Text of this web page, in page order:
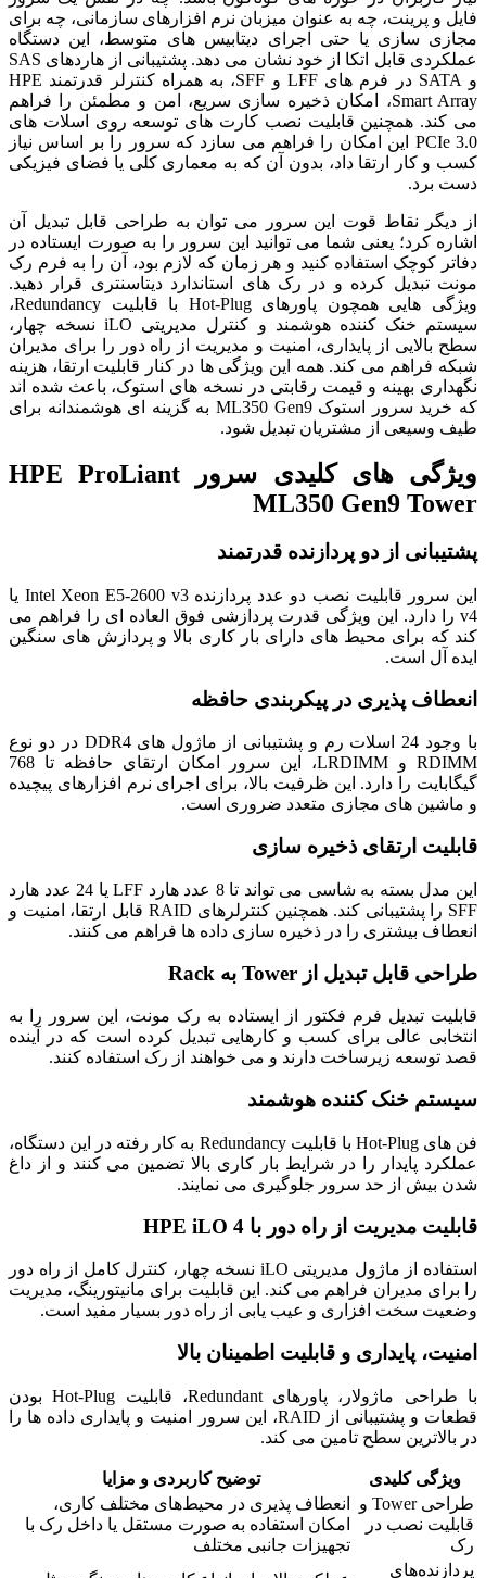
فایل و پرینت، چه به عنوان میزبان نرم افزارهای سازمانی، چه برای
مجازی سازی یا حتی اجرای دیتابیس های متوسط، این دستگاه
عملکردی قابل اتکا از خود نشان می دهد. پشتیبانی از هاردهای SAS
و SATA در فرم های LFF و SFF، به همراه کنترلر قدرتمند HPE
Smart Array، امکان ذخیره سازی سریع، امن و مطمئن را فراهم
می کند. همچنین قابلیت نصب کارت های توسعه روی اسلات های
PCIe 3.0 این امکان را فراهم می سازد که سرور را بر اساس نیاز
کسب و کار ارتقا داد، بدون آن که به معماری کلی یا فضای فیزیکی
دست برد.
از دیگر نقاط قوت این سرور می توان به طراحی قابل تبدیل آن
اشاره کرد؛ یعنی شما می توانید این سرور را به صورت ایستاده در
دفاتر کوچک استفاده کنید و هر زمان که لازم بود، آن را به فرم رک
مونت تبدیل کرده و در رک های استاندارد دیتاسنتری قرار دهید.
ویژگی هایی همچون پاورهای Hot-Plug با قابلیت Redundancy،
سیستم خنک کننده هوشمند و کنترل مدیریتی iLO نسخه چهار،
سطح بالایی از پایداری، امنیت و مدیریت از راه دور را برای مدیران
شبکه فراهم می کند. همه این ویژگی ها در کنار قابلیت ارتقا، هزینه
نگهداری بهینه و قیمت رقابتی در نسخه های استوک، باعث شده اند
که خرید سرور استوک ML350 Gen9 به گزینه ای هوشمندانه برای
طیف وسیعی از مشتریان تبدیل شود.
ویژگی های کلیدی سرور HPE ProLiant
ML350 Gen9 Tower
پشتیبانی از دو پردازنده قدرتمند
این سرور قابلیت نصب دو عدد پردازنده Intel Xeon E5-2600 v3 یا
v4 را دارد. این ویژگی قدرت پردازشی فوق العاده ای را فراهم می
کند که برای محیط های دارای بار کاری بالا و پردازش های سنگین
ایده آل است.
انعطاف پذیری در پیکربندی حافظه
با وجود 24 اسلات رم و پشتیبانی از ماژول های DDR4 در دو نوع
RDIMM و LRDIMM، این سرور امکان ارتقای حافظه تا 768
گیگابایت را دارد. این ظرفیت بالا، برای اجرای نرم افزارهای پیچیده
و ماشین های مجازی متعدد ضروری است.
قابلیت ارتقای ذخیره سازی
این مدل بسته به شاسی می تواند تا 8 عدد هارد LFF یا 24 عدد هارد
SFF را پشتیبانی کند. همچنین کنترلرهای RAID قابل ارتقا، امنیت و
انعطاف بیشتری را در ذخیره سازی داده ها فراهم می کنند.
طراحی قابل تبدیل از Tower به Rack
قابلیت تبدیل فرم فکتور از ایستاده به رک مونت، این سرور را به
انتخابی عالی برای کسب و کارهایی تبدیل کرده است که در آینده
قصد توسعه زیرساخت دارند و می خواهند از رک استفاده کنند.
سیستم خنک کننده هوشمند
فن های Hot-Plug با قابلیت Redundancy به کار رفته در این دستگاه،
عملکرد پایدار را در شرایط بار کاری بالا تضمین می کنند و از داغ
شدن بیش از حد سرور جلوگیری می نمایند.
قابلیت مدیریت از راه دور با HPE iLO 4
استفاده از ماژول مدیریتی iLO نسخه چهار، کنترل کامل از راه دور
را برای مدیران فراهم می کند. این قابلیت برای مانیتورینگ، مدیریت
وضعیت سخت افزاری و عیب یابی از راه دور بسیار مفید است.
امنیت، پایداری و قابلیت اطمینان بالا
با طراحی ماژولار، پاورهای Redundant، قابلیت Hot-Plug بودن
قطعات و پشتیبانی از RAID، این سرور امنیت و پایداری داده ها را
در بالاترین سطح تامین می کند.
ویژگی کلیدی
توضیح کاربردی و مزایا
طراحی Tower و
قابلیت نصب در
رک
انعطاف پذیری در محیط‌های مختلف کاری،
امکان استفاده به صورت مستقل یا داخل رک با
تجهیزات جانبی مختلف
پردازنده‌های